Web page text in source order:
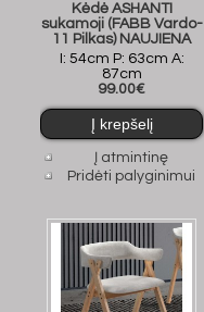
Kėdė ASHANTI
sukamoji (FABB Vardo-
11 Pilkas) NAUJIENA
I: 54cm P: 63cm A:
87cm
99.00€
Į atmintinę
Pridėti palyginimui